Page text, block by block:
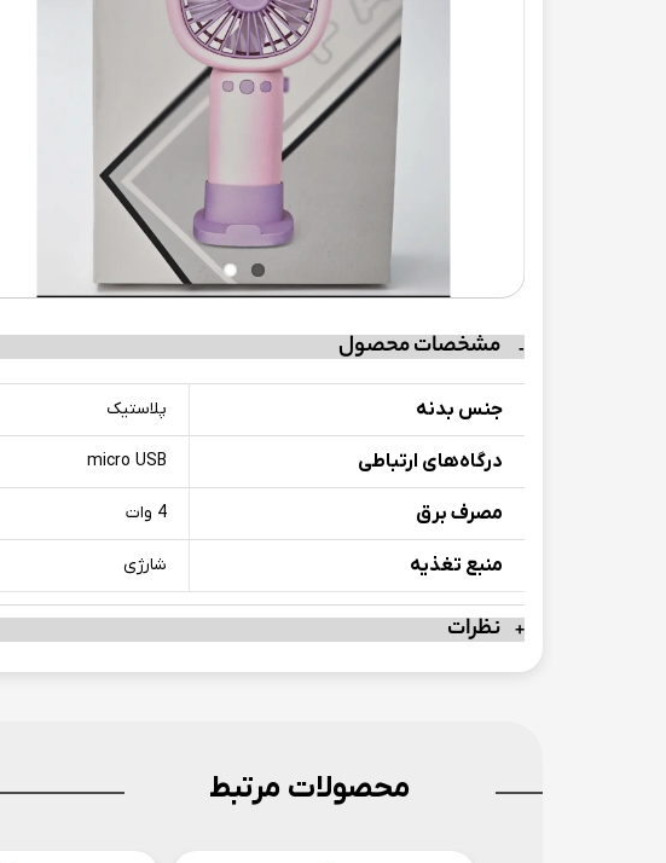
مشخصات محصول
جنس بدنه پلاستیک
درگاه‌های ارتباطی micro USB
مصرف برق 4 وات
منبع تغذیه شارژی
نظرات
محصولات مرتبط